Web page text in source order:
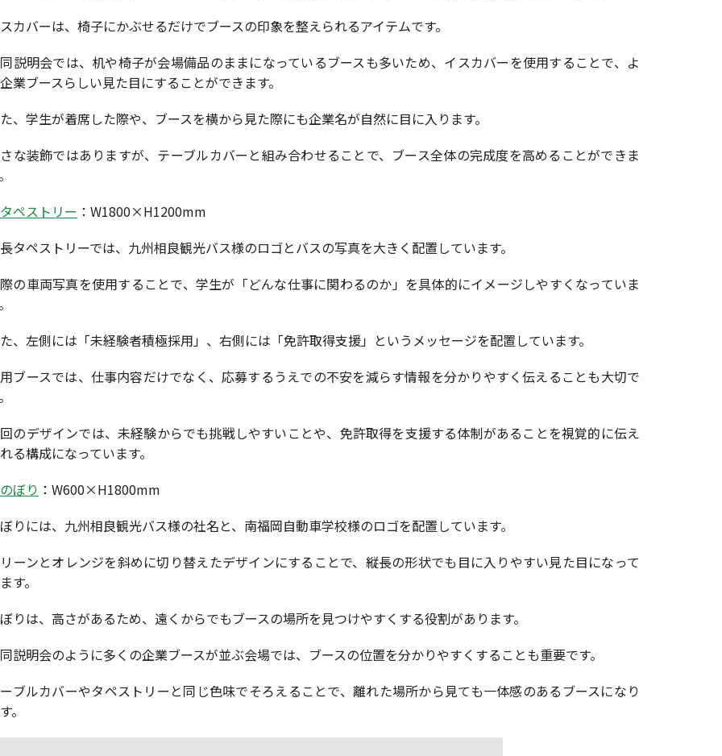
カバーは、椅子にかぶせるだけでブースの印象を整えられるアイテムです。
説明会では、机や椅子が会場備品のままになっているブースも多いため、イスカバーを使用することで、よ
業ブースらしい見た目にすることができます。
、学生が着席した際や、ブースを横から見た際にも企業名が自然に目に入ります。
な装飾ではありますが、テーブルカバーと組み合わせることで、ブース全体の完成度を高めることができま
タペストリー ：W1800×H1200mm
タペストリーでは、九州相良観光バス様のロゴとバスの写真を大きく配置しています。
の車両写真を使用することで、学生が「どんな仕事に関わるのか」を具体的にイメージしやすくなっていま
、左側には「未経験者積極採用」、右側には「免許取得支援」というメッセージを配置しています。
ブースでは、仕事内容だけでなく、応募するうえでの不安を減らす情報を分かりやすく伝えることも大切で
のデザインでは、未経験からでも挑戦しやすいことや、免許取得を支援する体制があることを視覚的に伝え
る構成になっています。
のぼり ：W600×H1800mm
りには、九州相良観光バス様の社名と、南福岡自動車学校様のロゴを配置しています。
ーンとオレンジを斜めに切り替えたデザインにすることで、縦長の形状でも目に入りやすい見た目になって
す。
りは、高さがあるため、遠くからでもブースの場所を見つけやすくする役割があります。
説明会のように多くの企業ブースが並ぶ会場では、ブースの位置を分かりやすくすることも重要です。
ブルカバーやタペストリーと同じ色味でそろえることで、離れた場所から見ても一体感のあるブースになり
。